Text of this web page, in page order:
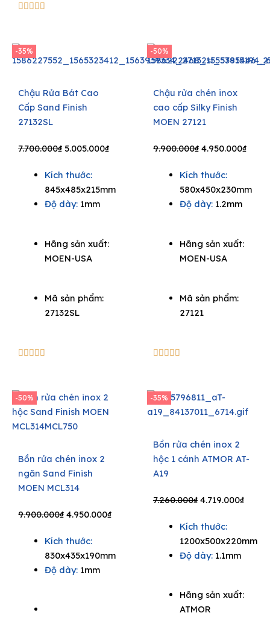
    
-35%
Chậu Rửa Bát Cao
Cấp Sand Finish
27132SL
7.700.000₫ Original
was:
7.700.000₫.
5.005.000₫Current
5.005.000₫.
Kích thước:
845x485x215mm
Độ dày:1mm
Hãng sản xuất:
MOEN-USA
Mã sản phẩm:
27132SL

-50%
Chậu rửa chén inox
cao cấp Silky Finish
MOEN 27121
9.900.000₫ Original
was:
9.900.000₫.
4.950.000₫
Kích thước:
580x450x230mm
Độ dày:1.2mm
Hãng sản xuất:
MOEN-USA
Mã sản phẩm:
27121

-50%
Bồn rửa chén inox 2
ngăn Sand Finish
MOEN MCL314
9.900.000₫ Original
was:
9.900.000₫.
4.950.000₫Current
4.950.000₫.
Kích thước:
830x435x190mm
Độ dày:1mm
-35%
Bồn rửa chén inox 2
hộc 1 cánh ATMOR AT-
A19
7.260.000₫ Original
was:
7.260.000₫.
4.719.000₫
Kích thước:
1200x500x220mm
Độ dày:1.1mm
Hãng sản xuất:
ATMOR